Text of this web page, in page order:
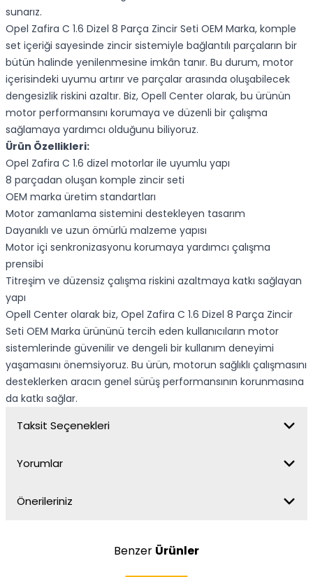
sunarız.
Opel Zafira C 1.6 Dizel 8 Parça Zincir Seti OEM Marka, komple
set içeriği sayesinde zincir sistemiyle bağlantılı parçaların bir
bütün halinde yenilenmesine imkân tanır. Bu durum, motor
içerisindeki uyumu artırır ve parçalar arasında oluşabilecek
dengesizlik riskini azaltır. Biz, Opell Center olarak, bu ürünün
motor performansını korumaya ve düzenli bir çalışma
sağlamaya yardımcı olduğunu biliyoruz.
Ürün Özellikleri:
Opel Zafira C 1.6 dizel motorlar ile uyumlu yapı
8 parçadan oluşan komple zincir seti
OEM marka üretim standartları
Motor zamanlama sistemini destekleyen tasarım
Dayanıklı ve uzun ömürlü malzeme yapısı
Motor içi senkronizasyonu korumaya yardımcı çalışma
prensibi
Titreşim ve düzensiz çalışma riskini azaltmaya katkı sağlayan
yapı
Opell Center olarak biz, Opel Zafira C 1.6 Dizel 8 Parça Zincir
Seti OEM Marka ürününü tercih eden kullanıcıların motor
sistemlerinde güvenilir ve dengeli bir kullanım deneyimi
yaşamasını önemsiyoruz. Bu ürün, motorun sağlıklı çalışmasını
desteklerken aracın genel sürüş performansının korunmasına
da katkı sağlar.
Taksit Seçenekleri
Yorumlar
Önerileriniz
Benzer Ürünler